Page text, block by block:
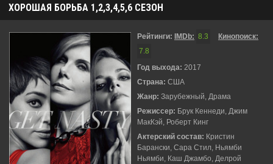
ХОРОШАЯ БОРЬБА 1,2,3,4,5,6 СЕЗОН
Рейтинги: IMDb: 8.3
Кинопоиск:
7.8
Год выхода: 2017
Страна: США
Жанр: Зарубежный, Драма
Режиссер: Брук Кеннеди, Джим
МакКэй, Роберт Кинг
Актерский состав: Кристин
Барански, Сара Стил, Ньямби
Ньямби, Каш Джамбо, Делрой